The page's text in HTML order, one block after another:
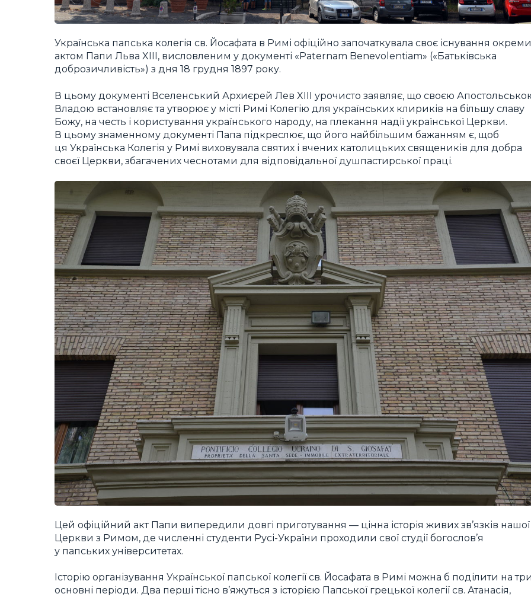
Українська папська колегія св. Йосафата в Римі офіційно започаткувала своє існування
актом Папи Льва XIII, висловленим у документі «Paternam Benevolentiam» («Батьківська
доброзичливість») з дня 18 грудня 1897 року.
В цьому документі Вселенський Архиєрей Лев XIII урочисто заявляє, що своєю
Владою встановляє та утворює у місті Римі Колегію для українських клириків на більшу славу
Божу, на честь і користування українського народу, на плекання надії української Церкви.
В цьому знаменному документі Папа підкреслює, що його найбільшим бажанням є, щоб
ця Українська Колегія у Римі виховувала святих і вчених католицьких священиків для добра
своєї Церкви, збагачених чеснотами для відповідальної душпастирської праці.
Цей офіційний акт Папи випередили довгі приготування — цінна історія живих зв’язків нашої
Церкви з Римом, де численні студенти Русі-України проходили свої студії богослов’я
у папських університетах.
Історію організування Української папської колегії св. Йосафата в Римі можна б поділити на
основні періоди. Два перші тісно в’яжуться з історією Папської грецької колегії св. Атанасія,